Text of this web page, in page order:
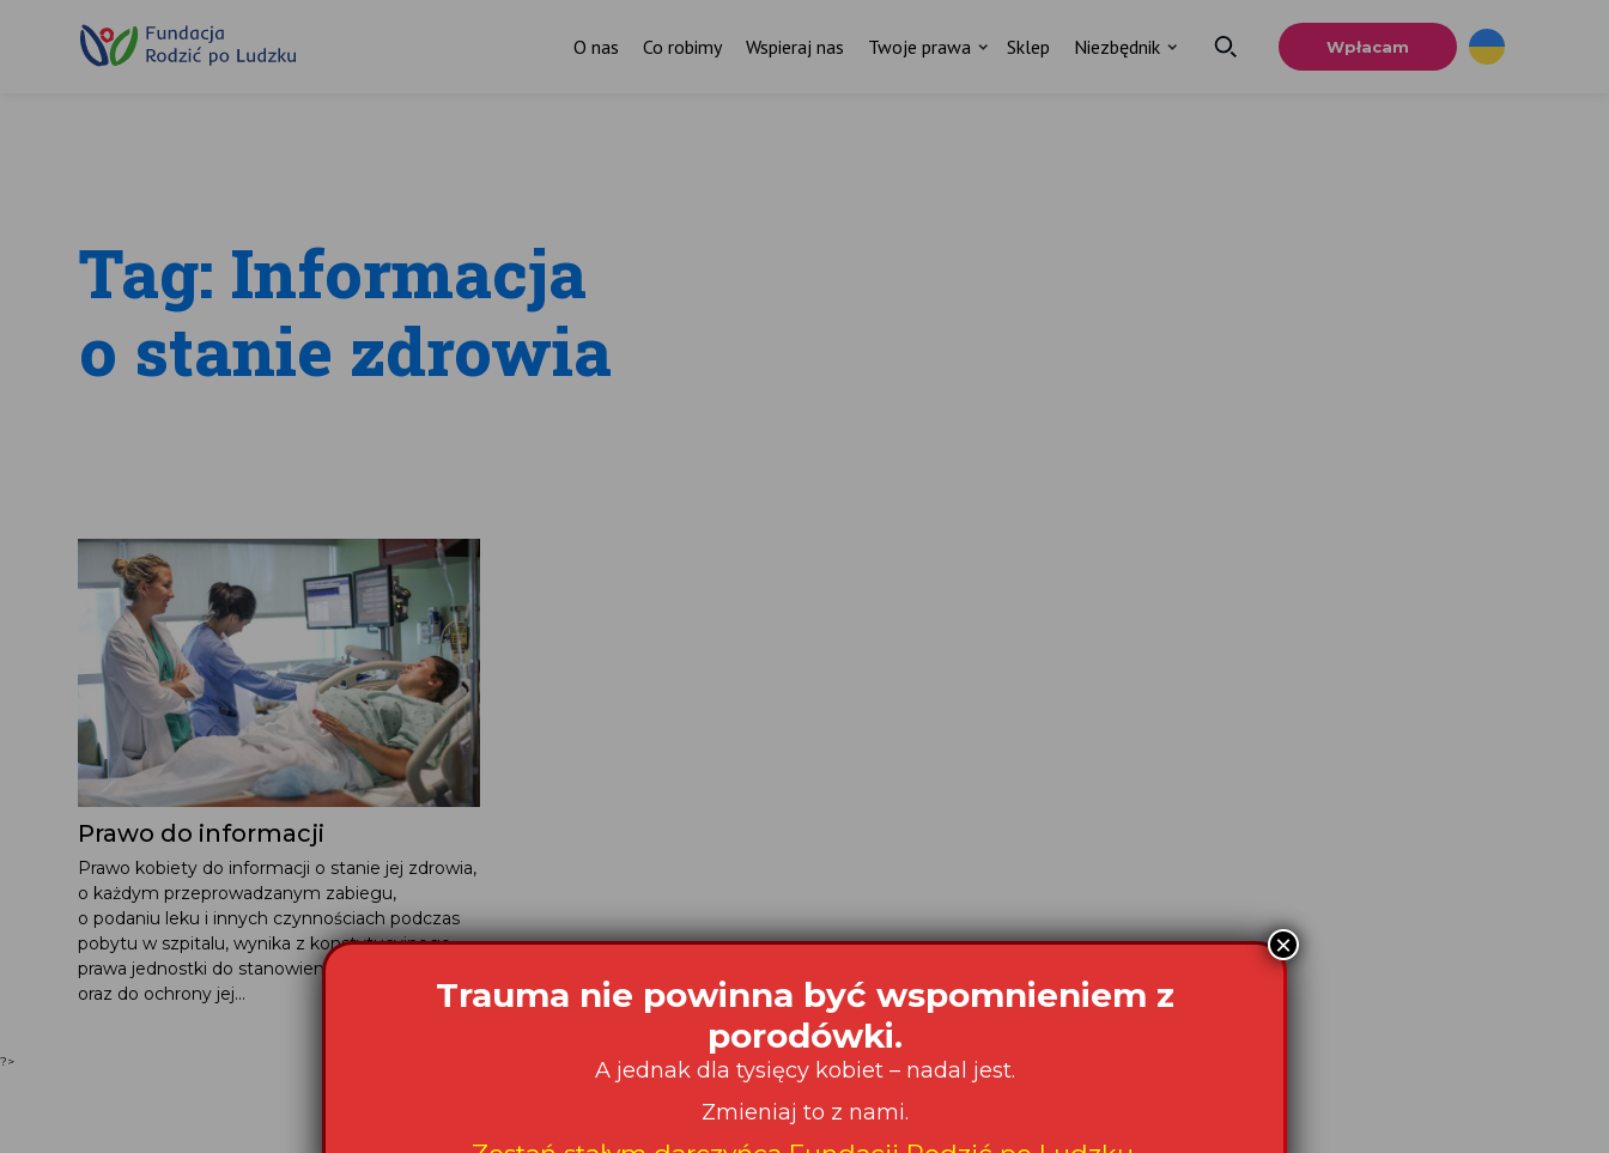
O nas Co robimy Wspieraj nas Twoje prawa Sklep Niezbędnik Wpłacam
Tag: Informacja
o stanie zdrowia
Prawo do informacji
Prawo kobiety do informacji o stanie jej zdrowia,
o każdym przeprowadzanym zabiegu,
o podaniu leku i innych czynnościach podczas
pobytu w szpitalu, wynika z konstytucyjnego
prawa jednostki do stanowienia o sobie
oraz do ochrony jej...
?>
Zostań stałym darczyńcą Fundacji Rodzić po Ludzku.